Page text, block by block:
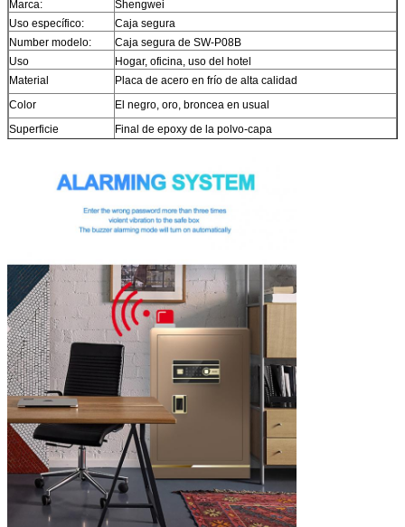
Marca:
Shengwei
Uso específico:
Caja segura
Number modelo:
Caja segura de SW-P08B
Uso
Hogar, oficina, uso del hotel
Material
Placa de acero en frío de alta calidad
Color
El negro, oro, broncea en usual
Superficie
Final de epoxy de la polvo-capa
Con la caja segura digital y de la huella dactilar de la
cerradura
Plazo de expedición Cerca de 20 días después de la paga